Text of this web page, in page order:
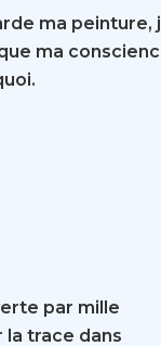
ma peinture,
ma
par mille
la trace dans